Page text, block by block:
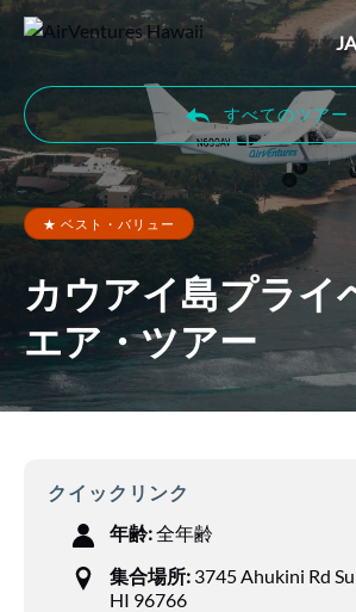
プライマリナビゲーションに移動
コンテンツに移動
フッターに移動
JA
すべてのツアー
★ ベスト・バリュー
カウアイ島プライ
エア・ツアー
クイックリンク
年齢:全年齢
集合場所: 3745 Ahukini Rd
HI 96766